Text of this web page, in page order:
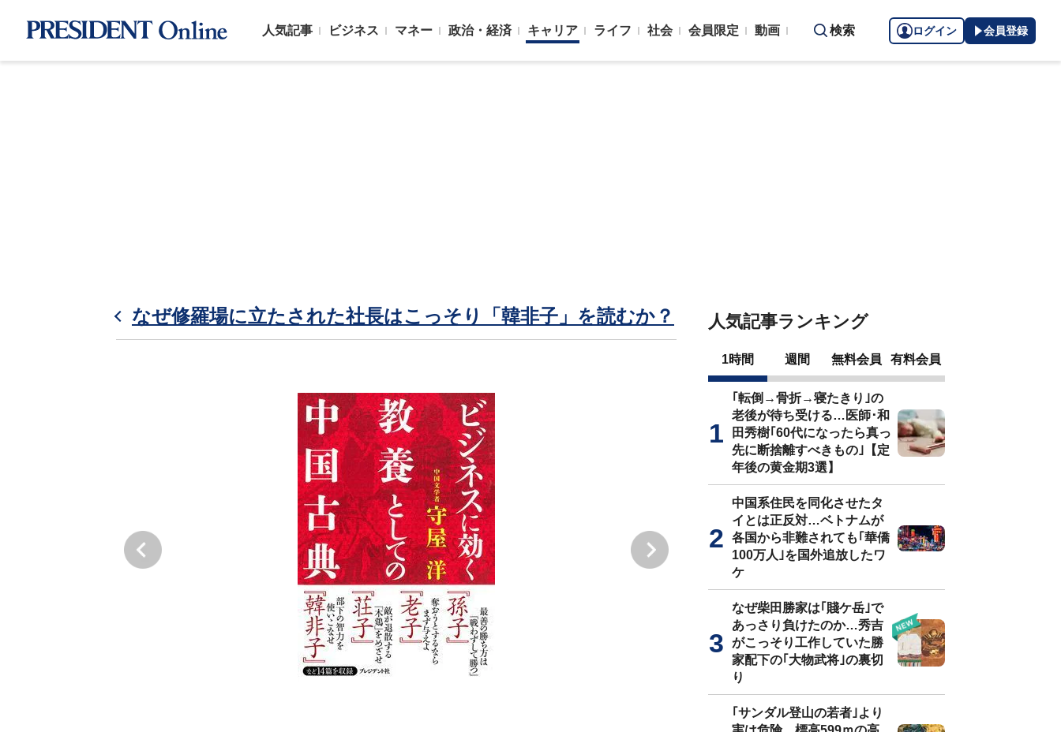
人気記事 ビジネス マネー 政治・経済 キャリア ライフ 社会 会員限定 動画 検索 ログイン 会員登録
なぜ修羅場に立たされた社長はこっそり「韓非子」を読むか？ 人気記事ランキング
1時間 週間 無料会員 有料会員
｢転倒→骨折→寝たきり｣の
老後が待ち受ける…医師･和
田秀樹｢60代になったら真っ
先に断捨離すべきもの｣【定
年後の黄金期3選】
中国系住民を同化させたタ
イとは正反対…ベトナムが
各国から非難されても｢華僑
100万人｣を国外追放したワ
ケ
なぜ柴田勝家は｢賤ケ岳｣で
あっさり負けたのか…秀吉
がこっそり工作していた勝
家配下の｢大物武将｣の裏切
り
｢サンダル登山の若者｣より